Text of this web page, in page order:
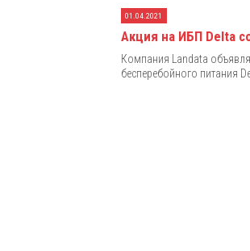
01.04.2021
Акция на ИБП Delta
Компания Landata
бесперебойного питания